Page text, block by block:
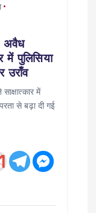
अवैध
में पुलिसिया
उराँव
में
से बढ़ा दी गई